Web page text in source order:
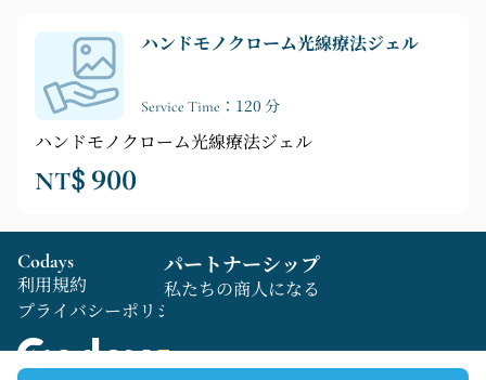
ハンドモノクローム光線療法ジェル
Service Time：120 分
ハンドモノクローム光線療法ジェル
NT$ 900
Codays
利用規約
プライバシーポリシー
パートナーシップ
私たちの商人になる